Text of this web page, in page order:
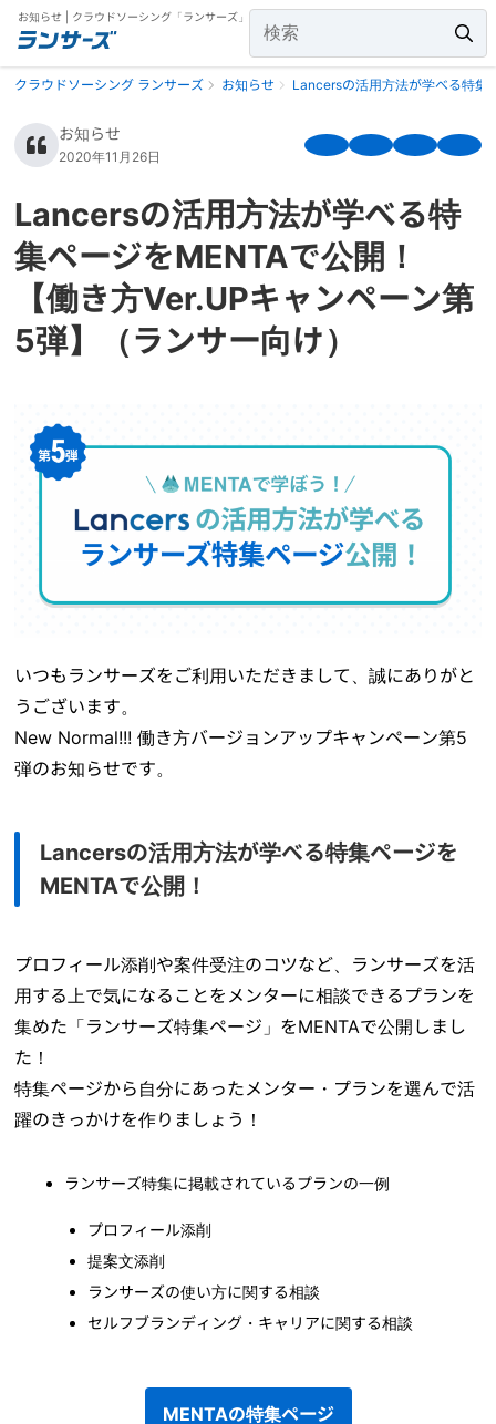
お知らせ | クラウドソーシング「ランサーズ」
クラウドソーシング ランサーズ お知らせ Lancersの活用方法が学べる特集
お知らせ
2020年11月26日
Lancersの活用方法が学べる特
集ページをMENTAで公開！
【働き方Ver.UPキャンペーン第
5弾】（ランサー向け）
いつもランサーズをご利用いただきまして、誠にありがと
うございます。
New Normal!!! 働き方バージョンアップキャンペーン第5
弾のお知らせです。
Lancersの活用方法が学べる特集ページを
MENTAで公開！
プロフィール添削や案件受注のコツなど、ランサーズを活
用する上で気になることをメンターに相談できるプランを
集めた「ランサーズ特集ページ」をMENTAで公開しまし
た！
特集ページから自分にあったメンター・プランを選んで活
躍のきっかけを作りましょう！
ランサーズ特集に掲載されているプランの一例
プロフィール添削
提案文添削
ランサーズの使い方に関する相談
セルフブランディング・キャリアに関する相談
MENTAの特集ページ